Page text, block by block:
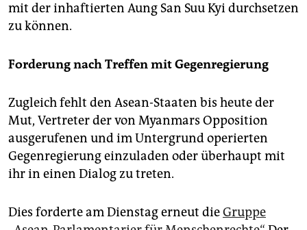
mit der inhaftierten Aung San Suu Kyi durchsetzen
zu können.
Forderung nach Treffen mit Gegenregierung
Zugleich fehlt den Asean-Staaten bis heute der
Mut, Vertreter der von Myanmars Opposition
ausgerufenen und im Untergrund operierten
Gegenregierung einzuladen oder überhaupt mit
ihr in einen Dialog zu treten.
Dies forderte am Dienstag erneut dieGruppe